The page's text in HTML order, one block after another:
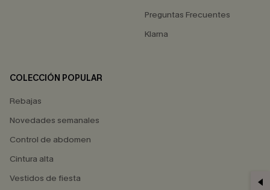
Preguntas Frecuentes
Klarna
COLECCIÓN POPULAR
Rebajas
Novedades semanales
Control de abdomen
Cintura alta
Vestidos de fiesta